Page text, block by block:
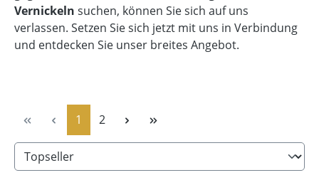
Vernickeln suchen, können Sie sich auf uns
verlassen. Setzen Sie sich jetzt mit uns in Verbindung
und entdecken Sie unser breites Angebot.
Page
1 Page
2